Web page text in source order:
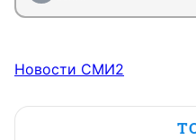
Новости СМИ2